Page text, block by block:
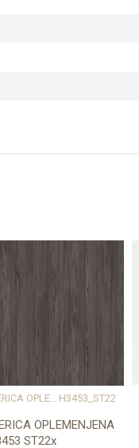
IVERICA OPLEMENJENA H3453_ST22
OPLEMENJENA
ST22x